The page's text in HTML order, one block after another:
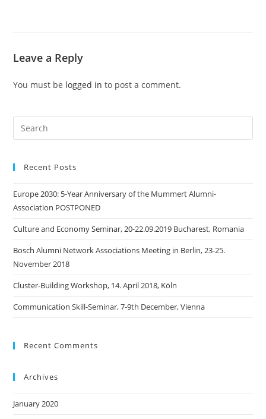
Leave a Reply
You must be logged in to post a comment.
Search
this
Recent Posts
Europe 2030: 5-Year Anniversary of the Mummert Alumni-
Association POSTPONED
Culture and Economy Seminar, 20-22.09.2019 Bucharest, Romania
Bosch Alumni Network Associations Meeting in Berlin, 23-25.
November 2018
Cluster-Building Workshop, 14. April 2018, Köln
Communication Skill-Seminar, 7-9th December, Vienna
Recent Comments
Archives
January 2020